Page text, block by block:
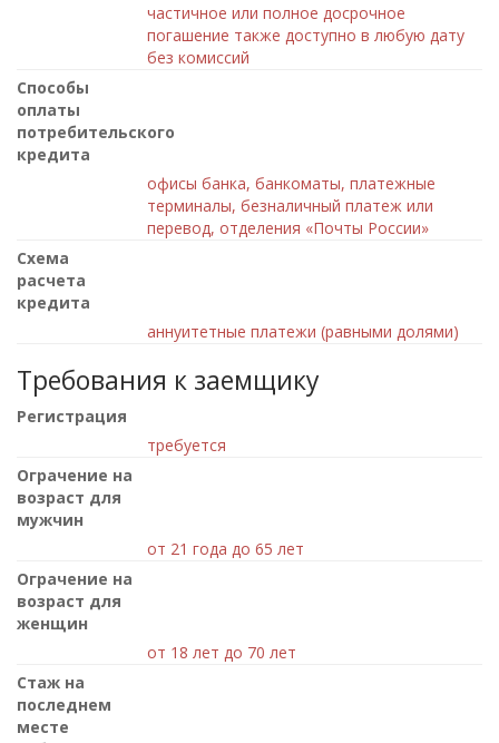
частичное или полное досрочное
погашение также доступно в любую дату
без комиссий
Способы
оплаты
потребительского
кредита
офисы банка, банкоматы, платежные
терминалы, безналичный платеж или
перевод, отделения «Почты России»
Схема
расчета
кредита
аннуитетные платежи (равными долями)
Требования к заемщику
Регистрация
требуется
Ограчение на
возраст для
мужчин
от 21 года до 65 лет
Ограчение на
возраст для
женщин
от 18 лет до 70 лет
Стаж на
последнем
месте